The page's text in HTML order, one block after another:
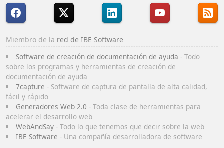
Miembro de la red de IBE Software
Software de creación de documentación de ayuda - Todo
sobre los programas y herramientas de creación de
documentación de ayuda
7capture - Software de captura de pantalla de alta calidad,
fácil y rápido
Generadores Web 2.0 - Toda clase de herramientas para
acelerar el desarrollo web
WebAndSay- Todo lo que tenemos que decir sobre la web
IBE Software - Una compañía desarrolladora de software